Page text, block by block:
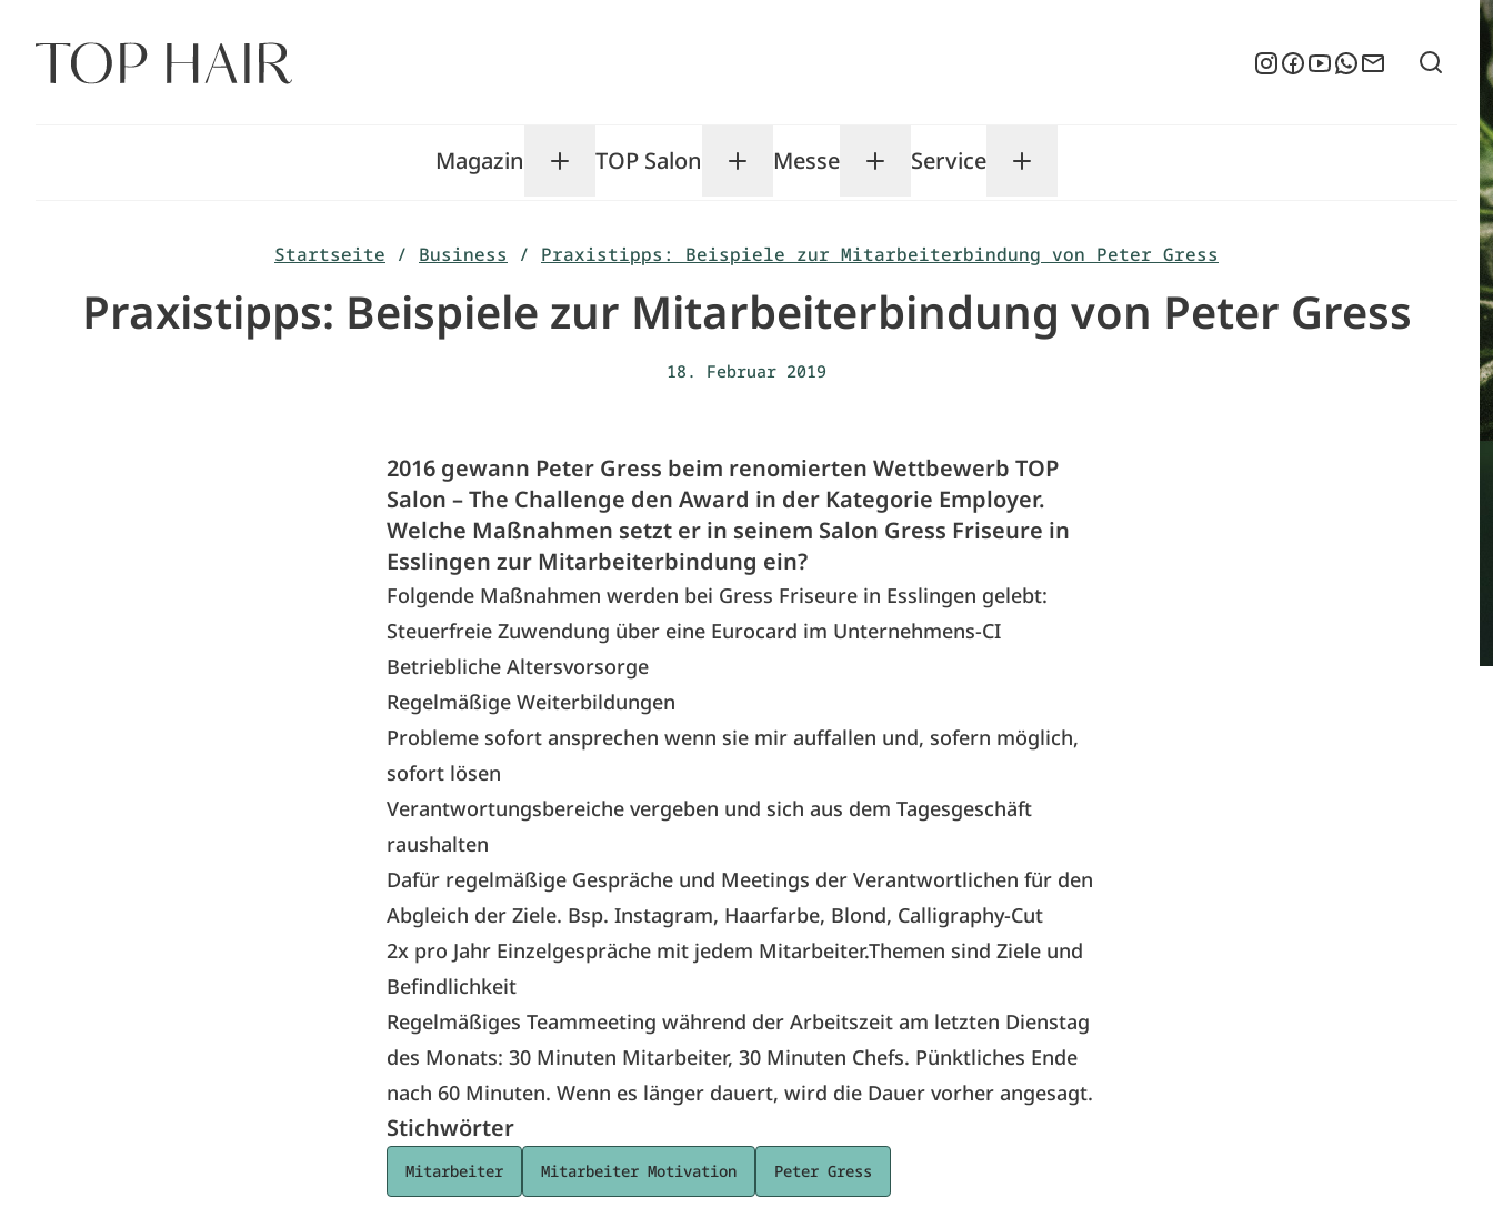
Inhalt
springen
Suche
Magazin Toggle Magazin submenu
TOP Salon Toggle TOP Salon submenu
Messe Toggle Messe submenu
Service Toggle Service submenu
Instagram
Facebook
YouTubeWhatsApp
Newsletter
Startseite / Business / Praxistipps: Beispiele zur Mitarbeiterbindung von Peter Gress
Praxistipps: Beispiele zur Mitarbeiterbindung von Peter Gress
18. Februar 2019
2016 gewann Peter Gress beim renomierten Wettbewerb TOP
Salon – The Challenge den Award in der Kategorie Employer.
Welche Maßnahmen setzt er in seinem Salon Gress Friseure in
Esslingen zur Mitarbeiterbindung ein?
Folgende Maßnahmen werden bei Gress Friseure in Esslingen gelebt:
Steuerfreie Zuwendung über eine Eurocard im Unternehmens-CI
Betriebliche Altersvorsorge
Regelmäßige Weiterbildungen
Probleme sofort ansprechen wenn sie mir auffallen und, sofern möglich,
sofort lösen
Verantwortungsbereiche vergeben und sich aus dem Tagesgeschäft
raushalten
Dafür regelmäßige Gespräche und Meetings der Verantwortlichen für den
Abgleich der Ziele. Bsp. Instagram, Haarfarbe, Blond, Calligraphy-Cut
2x pro Jahr Einzelgespräche mit jedem Mitarbeiter.Themen sind Ziele und
Befindlichkeit
Regelmäßiges Teammeeting während der Arbeitszeit am letzten Dienstag
des Monats: 30 Minuten Mitarbeiter, 30 Minuten Chefs. Pünktliches Ende
nach 60 Minuten. Wenn es länger dauert, wird die Dauer vorher angesagt.
Stichwörter
Mitarbeiter Mitarbeiter Motivation Peter Gress